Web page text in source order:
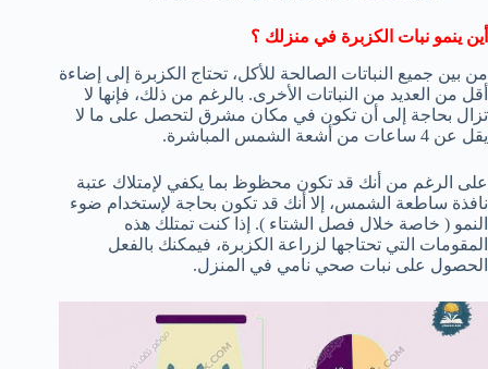
أين ينمو نبات الكزبرة في منزلك ؟
من بين جميع النباتات الصالحة للأكل، تحتاج الكزبرة إلى إضاءة
أقل من العديد من النباتات الأخرى. بالرغم من ذلك، فإنها لا
تزال بحاجة إلى أن تكون في مكان مشرق لتحصل على ما لا
يقل عن 4 ساعات من أشعة الشمس المباشرة.
على الرغم من أنك قد تكون محظوظ بما يكفي لإمتلاك عتبة
نافذة ساطعة الشمس، إلا أنك قد تكون بحاجة لإستخدام ضوء
النمو ( خاصة خلال فصل الشتاء ). إذا كنت تمتلك هذه
المقومات التي تحتاجها لزراعة الكزبرة، فيمكنك بالفعل
الحصول على نبات صحي نامي في المنزل.